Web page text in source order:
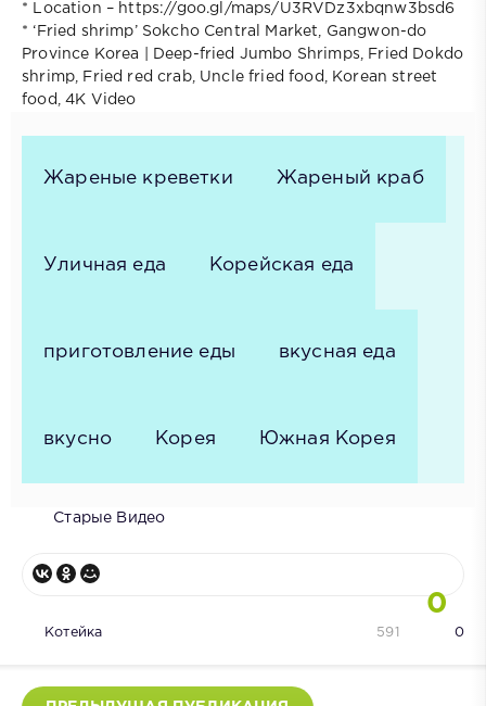
* Location – https://goo.gl/maps/U3RVDz3xbqnw3bsd6
* ‘Fried shrimp’ Sokcho Central Market, Gangwon-do
Province Korea | Deep-fried Jumbo Shrimps, Fried Dokdo
shrimp, Fried red crab, Uncle fried food, Korean street
food, 4K Video
Жареные креветки Жареный краб
Уличная еда Корейская еда
приготовление еды вкусная еда
вкусно Корея Южная Корея
Старые Видео
0
Котейка 0
591